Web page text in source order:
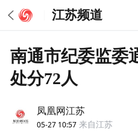
江苏频道
南通市纪委监委
处分72人
凤凰网江苏
05-27 10:57 来自江苏